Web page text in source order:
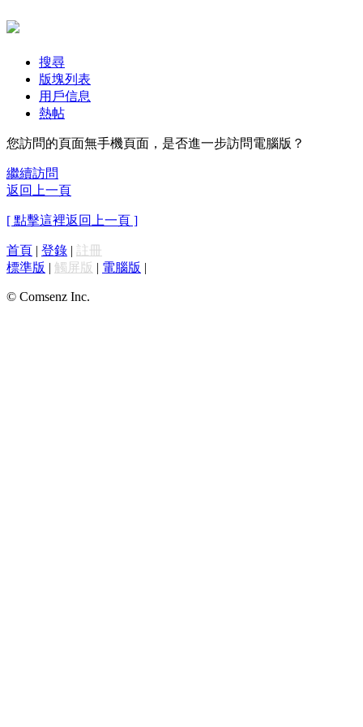
搜尋
版塊列表
用戶信息
熱帖
您訪問的頁面無手機頁面，是否進一步訪問電腦版？
繼續訪問
返回上一頁
[ 點擊這裡返回上一頁 ]
首頁 | 登錄 | 註冊
標準版 | 觸屏版 | 電腦版 |
© Comsenz Inc.